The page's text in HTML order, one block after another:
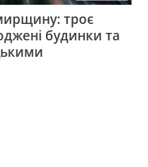
троє
будинки та